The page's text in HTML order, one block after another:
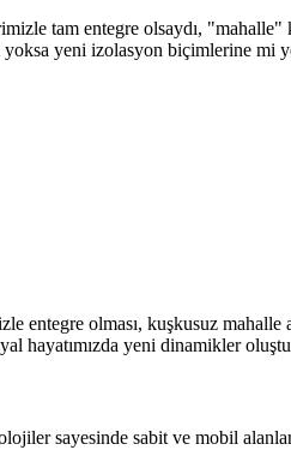
tam entegre olsaydı,
yoksa yeni izolasyon biçimlerine mi
entegre olması, kuşkusuz
hayatımızda yeni dinamikler
sayesinde sabit ve mobil